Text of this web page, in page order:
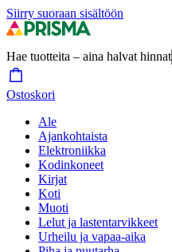
Siirry suoraan sisältöön
Hae tuotteita – aina halvat hinnat
Ostoskori
Ale
Ajankohtaista
Elektroniikka
Kodinkoneet
Kirjat
Koti
Muoti
Lelut ja lastentarvikkeet
Urheilu ja vapaa-aika